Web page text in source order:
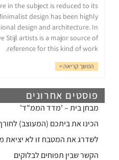
פוסטים אחרונים
מבחן בית – 'מדד הממ"ד'
הכינו את ביתכם (המעוצב)
לשדרג את המטבח זו לא יציאת
הקשר שבין תפוחים לבלוקים
in the subject is reduced to its
design has been highly
design and architecture. In
Stijl artists is a major source of
reference for this kind of work.
המשך קריאה >